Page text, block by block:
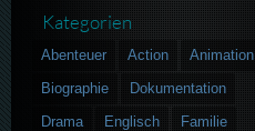
Kategorien
Abenteuer Action
Animation
Biographie
Dokumentation
Drama
Englisch
Familie